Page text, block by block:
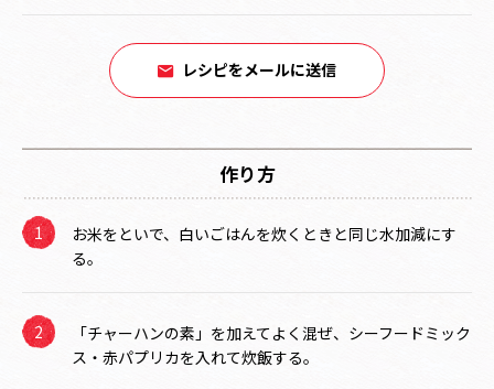
レシピをメールに送信
作り方
お米をといで、白いごはんを炊くときと同じ水加減にす
る。
「チャーハンの素」を加えてよく混ぜ、シーフードミック
ス・赤パプリカを入れて炊飯する。